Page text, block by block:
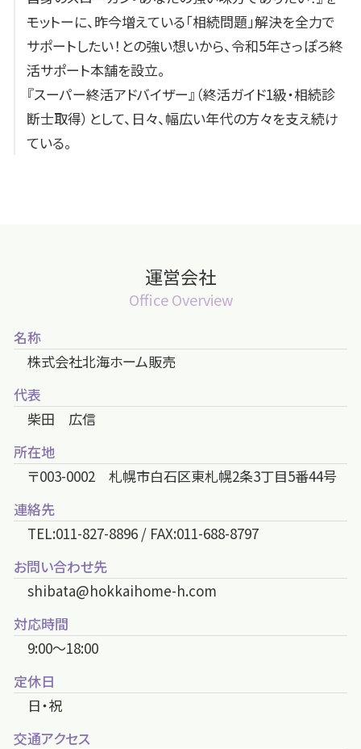
モットーに、昨今増えている「相続問題」解決を全力で
サポートしたい！との強い想いから、令和5年さっぽろ終
活サポート本舗を設立。
『スーパー終活アドバイザー』（終活ガイド1級・相続診
断士取得）として、日々、幅広い年代の方々を支え続け
ている。
運営会社
Office Overview
名称
株式会社北海ホーム販売
代表
柴田 広信
所在地
〒003-0002 札幌市白石区東札幌2条3丁目5番44号
連絡先
TEL:011-827-8896 / FAX:011-688-8797
お問い合わせ先
shibata@hokkaihome-h.com
対応時間
9:00～18:00
定休日
日・祝
交通アクセス